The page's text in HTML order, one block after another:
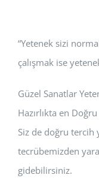
“Yetenek sizi
çalışmak ise
Güzel Sanatlar
Hazırlıkta en
Siz de doğru
tecrübemizden
gidebilirsiniz.